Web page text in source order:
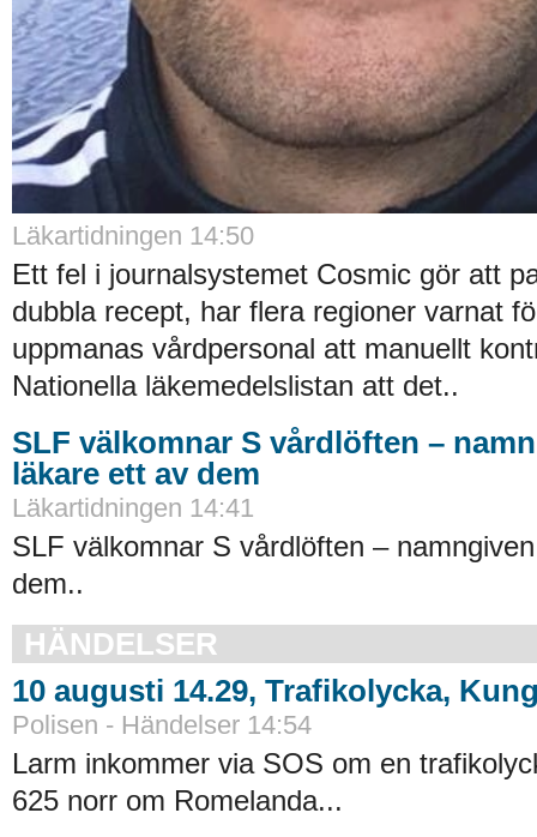
Läkartidningen 14:50
Ett fel i journalsystemet Cosmic gör att
dubbla recept, har flera regioner varnat
uppmanas vårdpersonal att manuellt
Nationella läkemedelslistan att det..
SLF välkomnar S vårdlöften –
läkare ett av dem
Läkartidningen 14:41
SLF välkomnar S vårdlöften –
dem..
HÄNDELSER
10 augusti 14.29, Trafikolycka,
Polisen - Händelser 14:54
Larm inkommer via SOS om en
625 norr om Romelanda...